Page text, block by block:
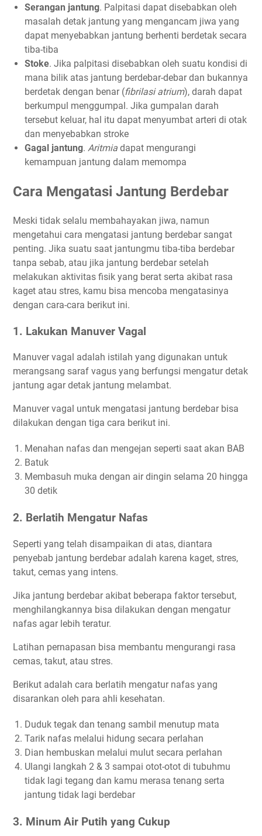
Serangan jantung. Palpitasi dapat disebabkan oleh
masalah detak jantung yang mengancam jiwa yang
dapat menyebabkan jantung berhenti berdetak secara
tiba-tiba
Stoke. Jika palpitasi disebabkan oleh suatu kondisi di
mana bilik atas jantung berdebar-debar dan bukannya
berdetak dengan benar (fibrilasi atrium), darah dapat
berkumpul menggumpal. Jika gumpalan darah
tersebut keluar, hal itu dapat menyumbat arteri di otak
dan menyebabkan stroke
Gagal jantung. Aritmia dapat mengurangi
kemampuan jantung dalam memompa
Cara Mengatasi Jantung Berdebar
Meski tidak selalu membahayakan jiwa, namun
mengetahui cara mengatasi jantung berdebar sangat
penting. Jika suatu saat jantungmu tiba-tiba berdebar
tanpa sebab, atau jika jantung berdebar setelah
melakukan aktivitas fisik yang berat serta akibat rasa
kaget atau stres, kamu bisa mencoba mengatasinya
dengan cara-cara berikut ini.
1. Lakukan Manuver Vagal
Manuver vagal adalah istilah yang digunakan untuk
merangsang saraf vagus yang berfungsi mengatur detak
jantung agar detak jantung melambat.
Manuver vagal untuk mengatasi jantung berdebar bisa
dilakukan dengan tiga cara berikut ini.
Menahan nafas dan mengejan seperti saat akan BAB
Batuk
Membasuh muka dengan air dingin selama 20 hingga
30 detik
2. Berlatih Mengatur Nafas
Seperti yang telah disampaikan di atas, diantara
penyebab jantung berdebar adalah karena kaget, stres,
takut, cemas yang intens.
Jika jantung berdebar akibat beberapa faktor tersebut,
menghilangkannya bisa dilakukan dengan mengatur
nafas agar lebih teratur.
Latihan pernapasan bisa membantu mengurangi rasa
cemas, takut, atau stres.
Berikut adalah cara berlatih mengatur nafas yang
disarankan oleh para ahli kesehatan.
Duduk tegak dan tenang sambil menutup mata
Tarik nafas melalui hidung secara perlahan
Dian hembuskan melalui mulut secara perlahan
Ulangi langkah 2 & 3 sampai otot-otot di tubuhmu
tidak lagi tegang dan kamu merasa tenang serta
jantung tidak lagi berdebar
3. Minum Air Putih yang Cukup